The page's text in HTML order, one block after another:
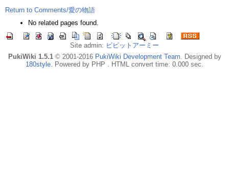
Return to Comments/愛の物語
No related pages found.
Site admin: ビビットアーミー
PukiWiki 1.5.1© 2001-2016 PukiWiki Development Team. Designed by
180style. Powered by PHP . HTML convert time: 0.000 sec.